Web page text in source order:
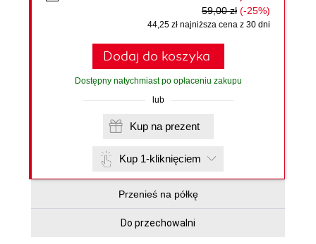
59,00 zł (-25%)
44,25 zł najniższa cena z 30 dni
Dodaj do koszyka
Dostępny natychmiast po opłaceniu zakupu
lub
Kup na prezent
Kup 1-kliknięciem
Przenieś na półkę
Do przechowalni